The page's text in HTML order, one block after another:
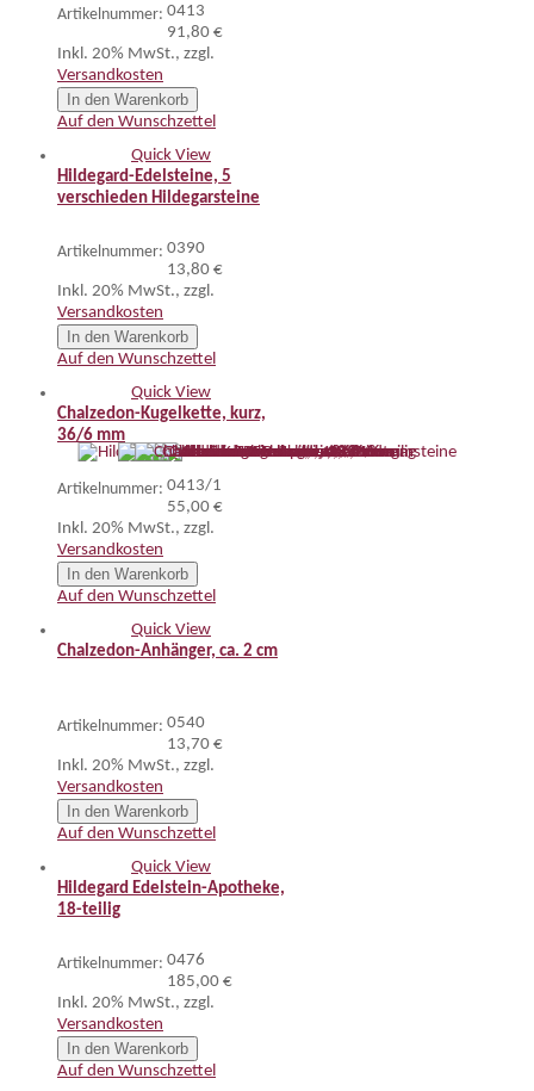
Artikelnummer: 0413
91,80 €
Inkl. 20% MwSt., zzgl.
Versandkosten
In den Warenkorb
Auf den Wunschzettel
Quick View
Hildegard-Edelsteine, 5
verschieden Hildegarsteine
Artikelnummer: 0390
13,80 €
Inkl. 20% MwSt., zzgl.
Versandkosten
In den Warenkorb
Auf den Wunschzettel
Quick View
Chalzedon-Kugelkette, kurz,
36/6 mm
Artikelnummer: 0413/1
55,00 €
Inkl. 20% MwSt., zzgl.
Versandkosten
In den Warenkorb
Auf den Wunschzettel
Quick View
Chalzedon-Anhänger, ca. 2 cm
Artikelnummer: 0540
13,70 €
Inkl. 20% MwSt., zzgl.
Versandkosten
In den Warenkorb
Auf den Wunschzettel
Quick View
Hildegard Edelstein-Apotheke,
18-teilig
Artikelnummer: 0476
185,00 €
Inkl. 20% MwSt., zzgl.
Versandkosten
In den Warenkorb
Auf den Wunschzettel